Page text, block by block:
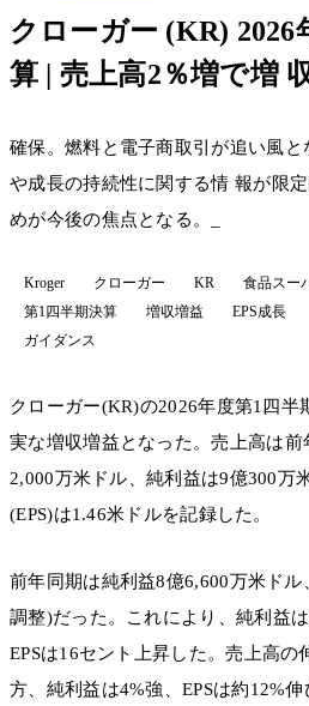
クローガー (KR) 2026
算 | 売上高2％増で増
確保。燃料と電子商取引が追い風
や成長の持続性に関する情 報が限
めが今後の焦点となる。_
Kroger クローガー KR 食品スー
第1四半期決算
増収増益 EPS成長
ガイダンス
クローガー(KR)の2026年度第1四半
実な増収増益となった。売上高は
2,000万米ドル、純利益は9億300万
(EPS)は1.46米ドルを記録した。
前年同期は純利益8億6,600万米ド
調整)だった。これにより、純利益
EPSは16セント上昇した。売上高の
方、純利益は4%強、EPSは約12%